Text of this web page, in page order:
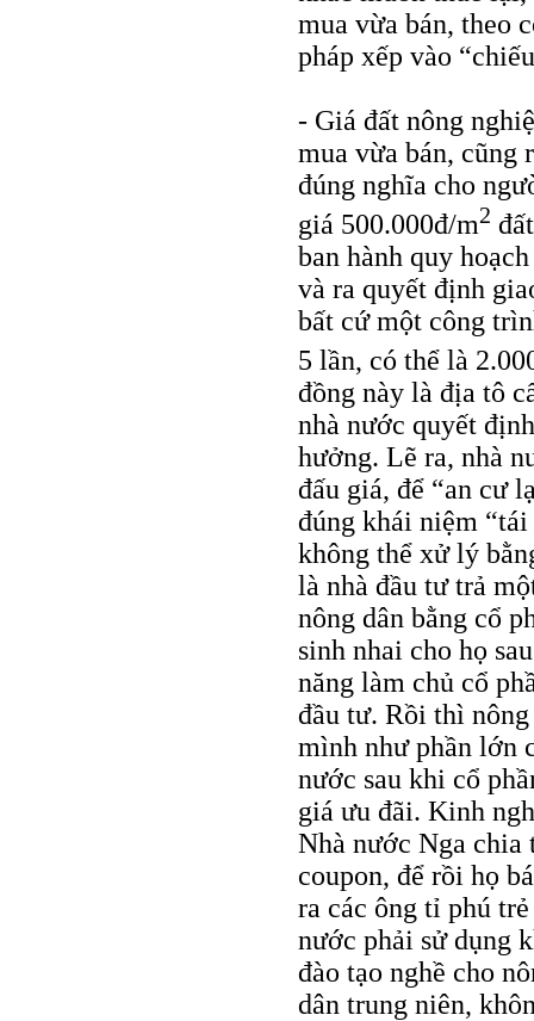
mua vừa bán, theo
pháp xếp vào
- Giá đất nông
mua vừa bán, cũng
đúng nghĩa cho
giá 500.000đ/m2
ban hành quy
và ra quyết định
bất cứ một công
5 lần, có thể là
đồng này là địa tô
nhà nước quyết
hưởng. Lẽ ra, nhà
đấu giá, để “an cư
đúng khái niệm
không thể xử lý
là nhà đầu tư trả
nông dân bằng cổ
sinh nhai cho họ
năng làm chủ cổ
đầu tư. Rồi thì nông
mình như phần lớn
nước sau khi cổ
giá ưu đãi. Kinh
Nhà nước Nga chia
coupon, để rồi họ
ra các ông tỉ phú
nước phải sử dụng
đào tạo nghề cho
dân trung niên,